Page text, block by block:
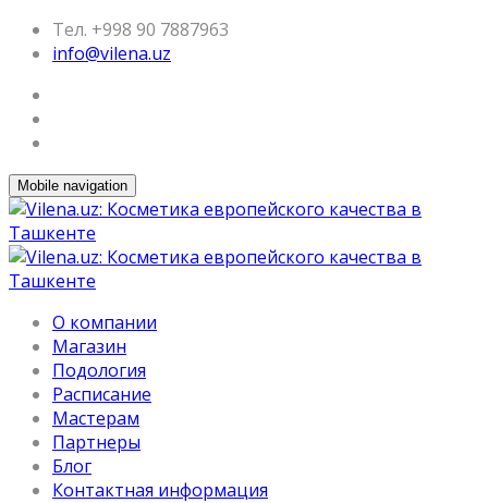
Тел. +998 90 7887963
info@vilena.uz
Mobile navigation
О компании
Магазин
Подология
Расписание
Мастерам
Партнеры
Блог
Контактная информация